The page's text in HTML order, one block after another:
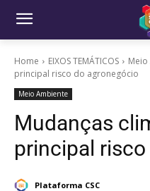
Home EIXOS TEMÁTICOS
principal risco do agronegócio
Meio Ambiente
Mudanças
principal
Plataforma CSC